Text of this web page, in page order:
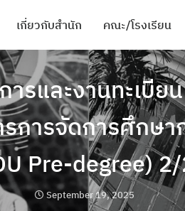
เกี่ยวกับสำนัก คณะ/โรงเรียน
การทำงาน
รและงานทะเบีย
รการจัดการศึกษ
Pre-degree)
September 19, 2025